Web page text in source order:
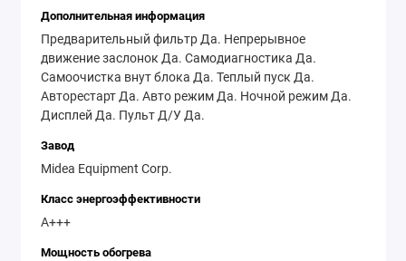
Ассортимент стильных и практичных моделей
мощностью от 2,64 кВт подарит ощущение комфорта
не только в доме, но и на работе.
Кондиционер Midea Breezeless MSFA2W-09N8D6-
Дополнительная информация
Предварительный фильтр Да. Непрерывное
движение заслонок Да. Самодиагностика Да.
Самоочистка внут блока Да. Теплый пуск Да.
Авторестарт Да. Авто режим Да. Ночной режим Да.
Дисплей Да. Пульт Д/У Да.
Завод
Midea Equipment Corp.
Класс энергоэффективности
A+++
Мощность обогрева